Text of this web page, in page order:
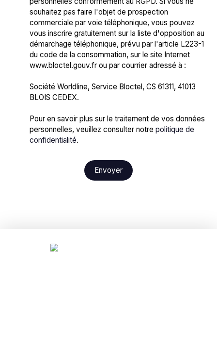
souhaitez pas faire l'objet de prospection
commerciale par voie téléphonique, vous pouvez
vous inscrire gratuitement sur la liste d'opposition au
démarchage téléphonique, prévu par l'article L223-1
du code de la consommation, sur le site Internet
www.bloctel.gouv.fr ou par courrier adressé à :
Société Worldline, Service Bloctel, CS 61311, 41013
BLOIS CEDEX.
Pour en savoir plus sur le traitement de vos données
personnelles, veuillez consulter notre politique de
confidentialité.
Envoyer